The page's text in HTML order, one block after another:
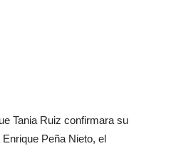
Tania Ruiz confirmara su
Peña Nieto, el